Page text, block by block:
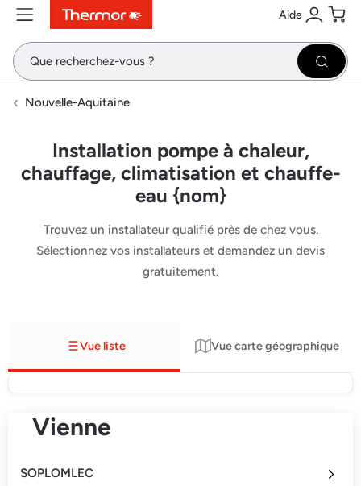
ContenuMenuRecherche Aide
Se
Nouvelle-Aquitaine
Installation pompe à chaleur,
chauffage, climatisation et chauffe-
eau {nom}
Trouvez un installateur qualifié près de chez vous.
Sélectionnez vos installateurs et demandez un devis
gratuitement.
Vue liste Vue carte géographique
Vienne
SOPLOMLEC